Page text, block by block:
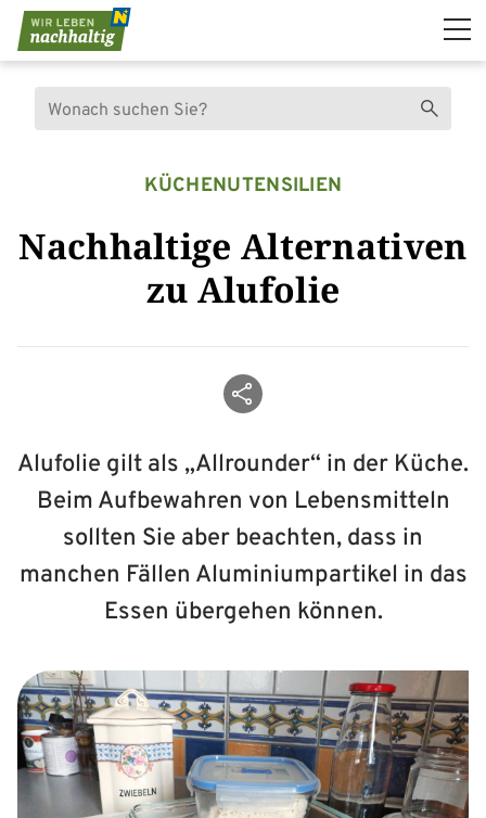
Navigation überspringen
Suche Suchen
KÜCHENUTENSILIEN
Nachhaltige Alternativen
zu Alufolie
Beitrag teilen
Alufolie gilt als „Allrounder“ in der Küche.
Beim Aufbewahren von Lebensmitteln
sollten Sie aber beachten, dass in
manchen Fällen Aluminiumpartikel in das
Essen übergehen können.